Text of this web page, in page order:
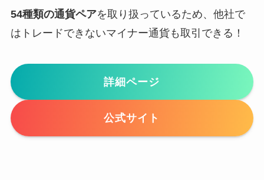
54種類の通貨ペアを取り扱っているため、他社で
はトレードできないマイナー通貨も取引できる！
詳細ページ
公式サイト